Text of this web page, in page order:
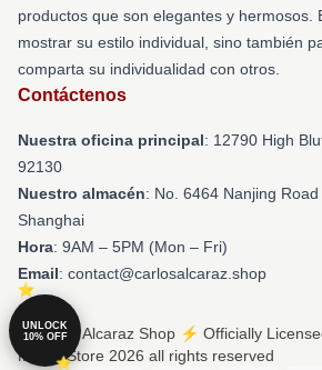
productos que son elegantes y hermosos.
mostrar su estilo individual, sino también
comparta su individualidad con otros.
Contáctenos
Nuestra oficina principal: 12790 High
92130
Nuestro almacén: No. 6464 Nanjing
Shanghai
Hora: 9AM – 5PM (Mon – Fri)
Email: contact@carlosalcaraz.shop
© Carlos Alcaraz Shop ⚡️ Officially
Merch Store 2026 all rights reserved
UNLOCK
10% OFF